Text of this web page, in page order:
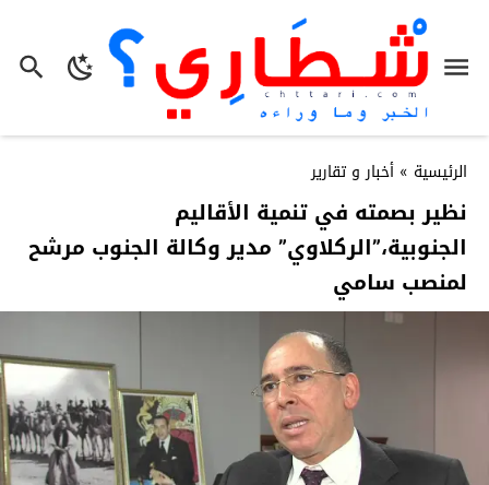
الرئيسية » أخبار و تقارير
نظير بصمته في تنمية الأقاليم
الجنوبية،”الركلاوي” مدير وكالة الجنوب مرشح
لمنصب سامي